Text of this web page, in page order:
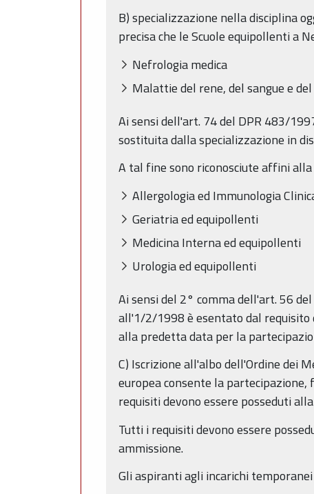
B) specializzazione nella disciplina
precisa che le Scuole equipollenti a
Nefrologia medica
Malattie del rene, del sangue e
Ai sensi dell'art. 74 del DPR 483/
sostituita dalla specializzazione in
A tal fine sono riconosciute affini
Allergologia ed Immunologia
Geriatria ed equipollenti
Medicina Interna ed equipollenti
Urologia ed equipollenti
Ai sensi del 2° comma dell'art. 56
all'1/2/1998 è esentato dal
alla predetta data per la
C) Iscrizione all'albo dell'Ordine dei
europea consente la
requisiti devono essere posseduti
Tutti i requisiti devono essere
ammissione.
Gli aspiranti agli incarichi